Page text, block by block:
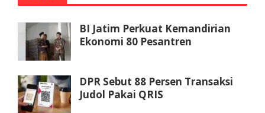
BI Jatim Perkuat Kemandirian
Ekonomi 80 Pesantren
DPR Sebut 88 Persen Transaksi
Judol Pakai QRIS